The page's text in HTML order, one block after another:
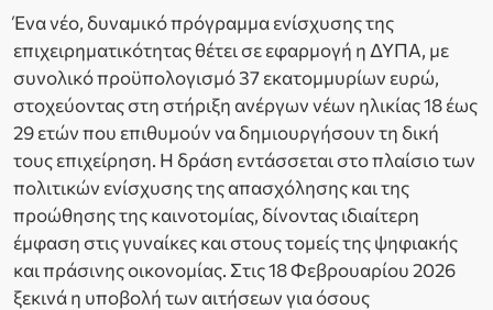
Ένα νέο, δυναμικό πρόγραμμα ενίσχυσης της
επιχειρηματικότητας θέτει σε εφαρμογή η ΔΥΠΑ, με
συνολικό προϋπολογισμό 37 εκατομμυρίων ευρώ,
στοχεύοντας στη στήριξη ανέργων νέων ηλικίας 18 έως
29 ετών που επιθυμούν να δημιουργήσουν τη δική
τους επιχείρηση. Η δράση εντάσσεται στο πλαίσιο των
πολιτικών ενίσχυσης της απασχόλησης και της
προώθησης της καινοτομίας, δίνοντας ιδιαίτερη
έμφαση στις γυναίκες και στους τομείς της ψηφιακής
και πράσινης οικονομίας. Στις 18 Φεβρουαρίου 2026
ξεκινά η υποβολή των αιτήσεων για όσους